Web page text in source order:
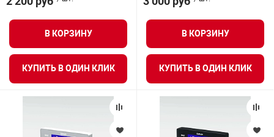
управления
и аналитики
объектов
В КОРЗИНУ
КУПИТЬ В ОДИН КЛИК
В КОРЗИНУ
КУПИТЬ В ОДИН КЛИК